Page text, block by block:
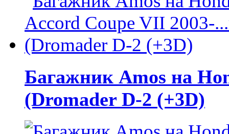
Багажник Amos на
(Dromader D-2 (+3D)